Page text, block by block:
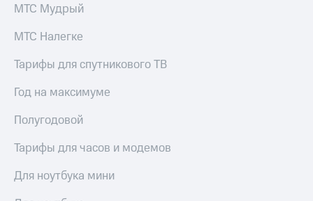
МТС Мудрый
МТС Налегке
Тарифы для спутникового ТВ
Год на максимуме
Полугодовой
Тарифы для часов и модемов
Для ноутбука мини